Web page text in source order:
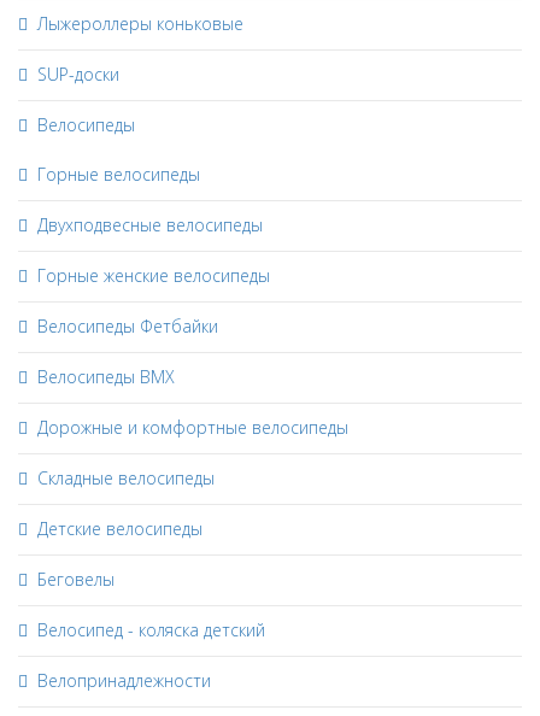
Лыжероллеры коньковые
SUP-доски
Велосипеды
Горные велосипеды
Двухподвесные велосипеды
Горные женские велосипеды
Велосипеды Фетбайки
Велосипеды BMX
Дорожные и комфортные велосипеды
Складные велосипеды
Детские велосипеды
Беговелы
Велосипед - коляска детский
Велопринадлежности